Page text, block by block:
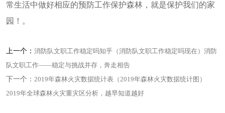
常生活中做好相应的预防工作保护森林，就是保护我们的家
园！。
上一个： 消防队文职工作稳定吗知乎（消防队文职工作稳定吗现在）消防
队文职工作——稳定与挑战并存，奔走相告
下一个： 2019年森林火灾数据统计表（2019年森林火灾数据统计图）
2019年全球森林火灾重灾区分析，越早知道越好